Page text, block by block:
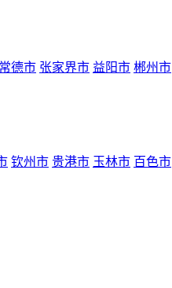
常德市 张家界市 益阳市 郴州市
钦州市 贵港市 玉林市 百色市